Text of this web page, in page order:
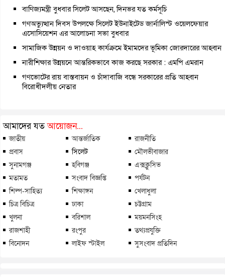
বাণিজ্যমন্ত্রী বুধবার সিলেট আসছেন, দিনভর যত কর্মসূচি
গণঅভ্যুত্থান দিবস উপলক্ষে সিলেট ইউনাইটেড জার্নালিস্ট ওয়েলফেয়ার
এসোসিয়েশন এর আলোচনা সভা বুধবার
সামাজিক উন্নয়ন ও দাওয়াহ কার্যক্রমে ইমামদের ভূমিকা জোরদারের আহ্বান
নারীশিক্ষার উন্নয়নে আন্তরিকভাবে কাজ করছে সরকার : এমপি এমরান
গণভোটের রায় বাস্তবায়ন ও চাঁদাবাজি বন্ধে সরকারের প্রতি আহ্বান
বিরোধীদলীয় নেতার
আমাদের যতআয়োজন...
জাতীয় আন্তর্জাতিক
রাজনীতি
প্রবাস
সিলেট
মৌলভীবাজার
সুনামগঞ্জ
হবিগঞ্জ
এক্সক্লুসিভ
মতামত
সংবাদ বিজ্ঞপ্তি
পর্যটন
শিল্প-সাহিত্য
শিক্ষাঙ্গন
খেলাধুলা
চিত্র বিচিত্র
ঢাকা
চট্টগ্রাম
খুলনা
বরিশাল
ময়মনসিংহ
রাজশাহী
রংপুর
তথ্যপ্রযুক্তি
বিনোদন
লাইফ স্টাইল সুসংবাদ প্রতিদিন